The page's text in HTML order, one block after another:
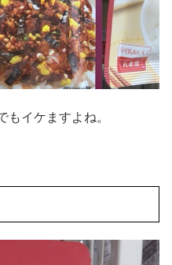
もイケますよね。